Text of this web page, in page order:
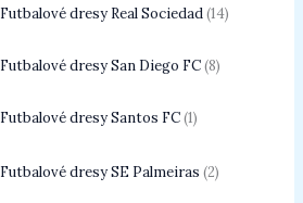
Futbalové dresy Real Sociedad 14
Futbalové dresy San Diego FC 8
Futbalové dresy Santos FC 1
Futbalové dresy SE Palmeiras 2